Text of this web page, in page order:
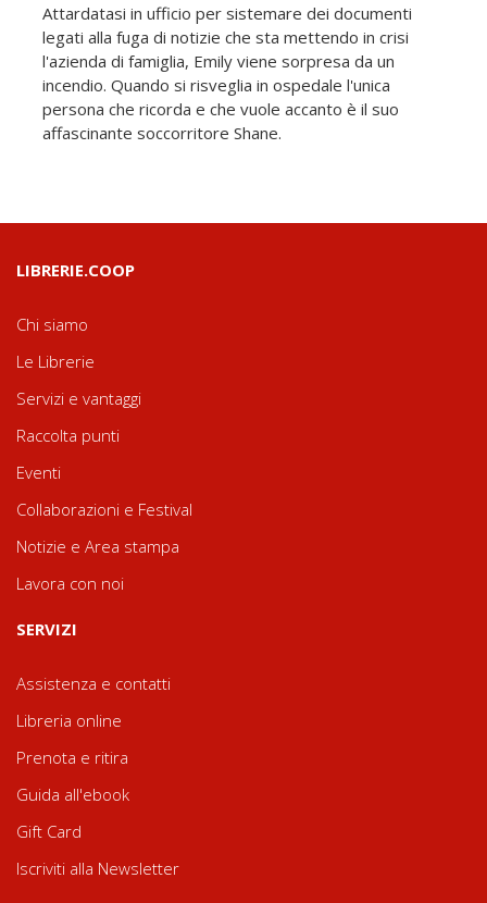
Attardatasi in ufficio per sistemare dei documenti
legati alla fuga di notizie che sta mettendo in crisi
l'azienda di famiglia, Emily viene sorpresa da un
incendio. Quando si risveglia in ospedale l'unica
persona che ricorda e che vuole accanto è il suo
affascinante soccorritore Shane.
LIBRERIE.COOP
Chi siamo
Le Librerie
Servizi e vantaggi
Raccolta punti
Eventi
Collaborazioni e Festival
Notizie e Area stampa
Lavora con noi
SERVIZI
Assistenza e contatti
Libreria online
Prenota e ritira
Guida all'ebook
Gift Card
Iscriviti alla Newsletter